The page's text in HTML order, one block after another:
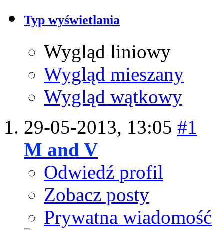
Typ wyświetlania
Wygląd liniowy
Wygląd mieszany
Wygląd wątkowy
29-05-2013, 13:05 #1
M and V
Odwiedź profil
Zobacz posty
Prywatna wiadomość